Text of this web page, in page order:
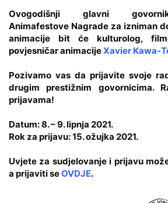
Ovogodišnji glavni
Animafestove Nagrade za izniman
animacije bit će kulturolog,
povjesničar animacijeXavier Kawa-
Pozivamo vas da prijavite svoje
drugim prestižnim govornicima.
prijavama!
Datum: 8. – 9. lipnja 2021.
Rok za prijavu: 15. ožujka 2021.
Uvjete za sudjelovanje i prijavu
a prijaviti seOVDJE.